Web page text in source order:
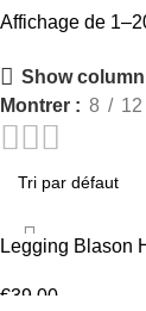
Affichage de
Show column
Montrer
8 12
Legging Blason
€39.00